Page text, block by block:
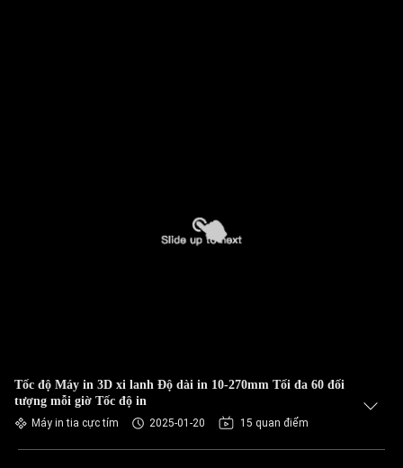
Tốc độ Máy in 3D xi lanh Độ dài in 10-270mm Tối đa 60 đối
tượng mỗi giờ Tốc độ in
Máy in tia cực tím 2025-01-20 15 quan điểm